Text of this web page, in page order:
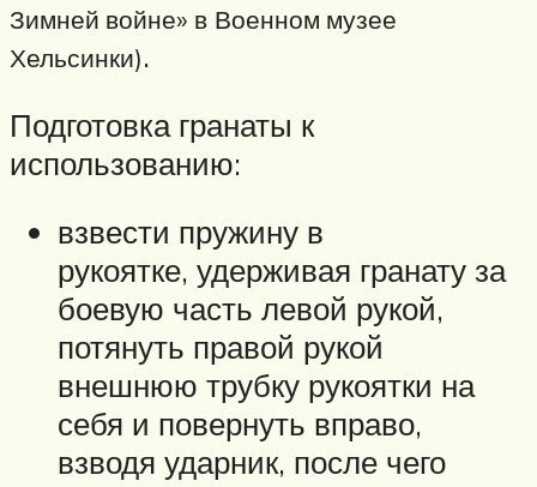
Зимней войне» в Военном музее
Хельсинки).
Подготовка гранаты к
использованию:
взвести пружину в
рукоятке, удерживая гранату за
боевую часть левой рукой,
потянуть правой рукой
внешнюю трубку рукоятки на
себя и повернуть вправо,
взводя ударник, после чего